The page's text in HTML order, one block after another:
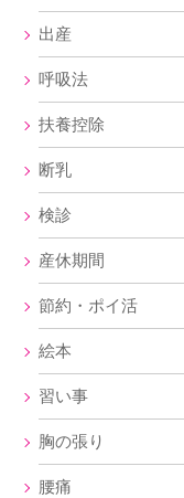
出産
呼吸法
扶養控除
断乳
検診
産休期間
節約・ポイ活
絵本
習い事
胸の張り
腰痛